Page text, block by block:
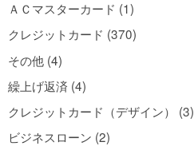
ＡＣマスターカード (1)
クレジットカード (370)
その他 (4)
繰上げ返済 (4)
クレジットカード（デザイン） (3)
ビジネスローン (2)